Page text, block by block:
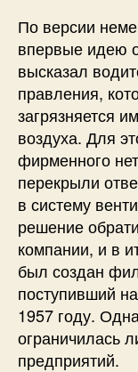
По версии
впервые идею
высказал
правления,
загрязняется
воздуха. Для
фирменного
перекрыли
в систему
решение
компании, и в
был создан
поступивший
1957 году.
ограничилась
предприятий.